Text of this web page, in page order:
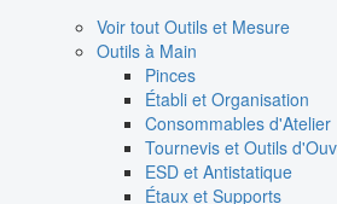
Voir tout Outils et Mesure
Outils à Main
Pinces
Établi et Organisation
Consommables d'Atelier
Tournevis et Outils
ESD et Antistatique
Étaux et Supports